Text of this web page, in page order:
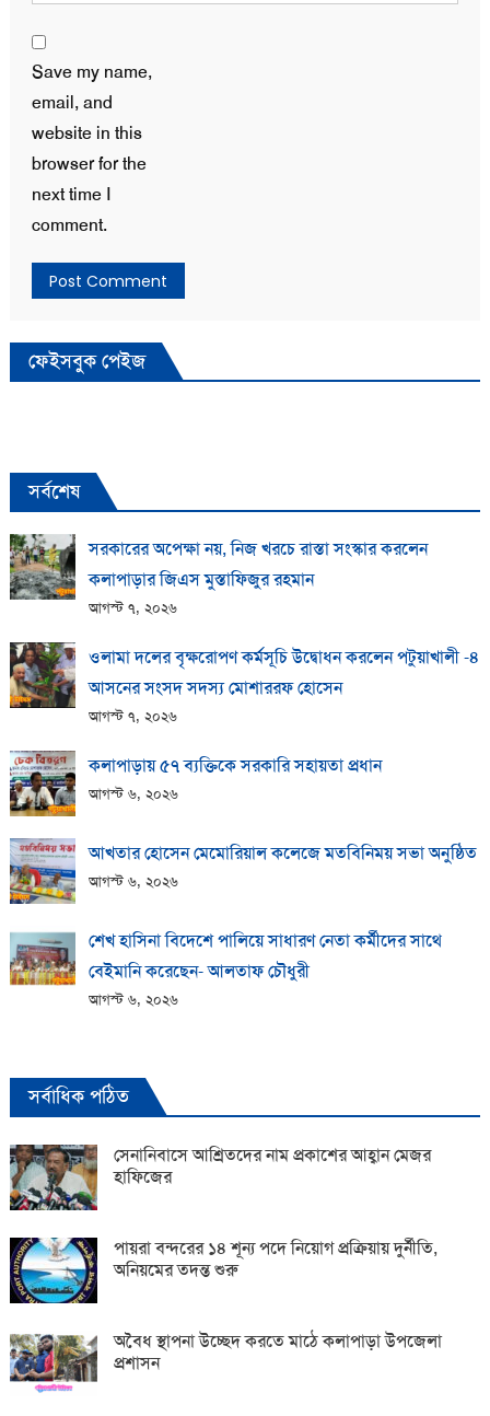
Save my name,
email, and
website in this
browser for the
next time I
comment.
ফেইসবুক পেইজ
সর্বশেষ
সরকারের অপেক্ষা নয়, নিজ খরচে রাস্তা সংস্কার করলেন
কলাপাড়ার জিএস মুস্তাফিজুর রহমান
আগস্ট ৭, ২০২৬
ওলামা দলের বৃক্ষরোপণ কর্মসূচি উদ্বোধন করলেন পটুয়াখালী -৪
আসনের সংসদ সদস্য মোশাররফ হোসেন
আগস্ট ৭, ২০২৬
কলাপাড়ায় ​৫৭ ব্যক্তিকে সরকারি সহায়তা প্রধান
আগস্ট ৬, ২০২৬
আখতার হোসেন মেমোরিয়াল কলেজে মতবিনিময় সভা অনুষ্ঠিত
আগস্ট ৬, ২০২৬
শেখ হাসিনা বিদেশে পালিয়ে সাধারণ নেতা কর্মীদের সাথে
বেইমানি করেছেন- আলতাফ চৌধুরী
আগস্ট ৬, ২০২৬
সর্বাধিক পঠিত
সেনানিবাসে আশ্রিতদের নাম প্রকাশের আহ্বান মেজর
হাফিজের
পায়রা বন্দরের ১৪ শূন্য পদে নিয়োগ প্রক্রিয়ায় দুর্নীতি,
অনিয়মের তদন্ত শুরু
অবৈধ স্থাপনা উচ্ছেদ করতে মাঠে কলাপাড়া উপজেলা
প্রশাসন